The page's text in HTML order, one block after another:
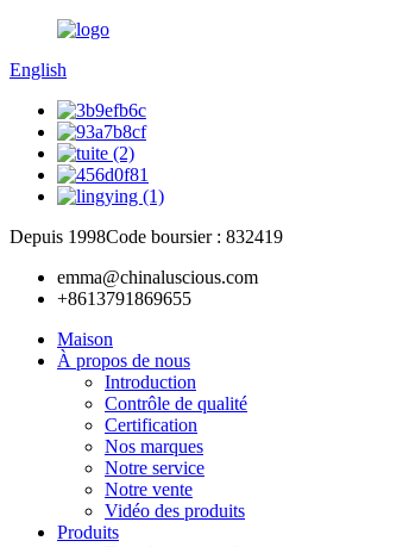
English
Depuis 1998Code boursier : 832419
emma@chinaluscious.com
+8613791869655
Maison
À propos de nous
Introduction
Contrôle de qualité
Certification
Nos marques
Notre service
Notre vente
Vidéo des produits
Produits